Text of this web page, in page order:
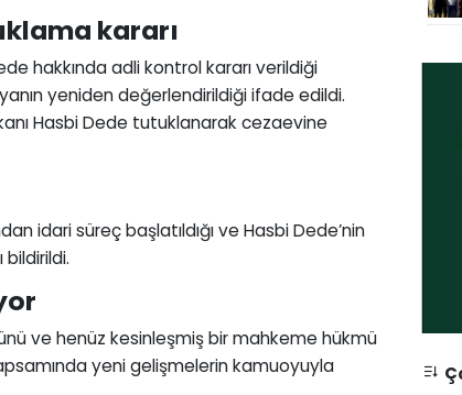
kararı
hakkında adli kontrol kararı verildiği
yeniden değerlendirildiği ifade edildi.
Hasbi Dede tutuklanarak cezaevine
idari süreç başlatıldığı ve Hasbi Dede’nin
bildirildi.
ve henüz kesinleşmiş bir mahkeme hükmü
yeni gelişmelerin kamuoyuyla